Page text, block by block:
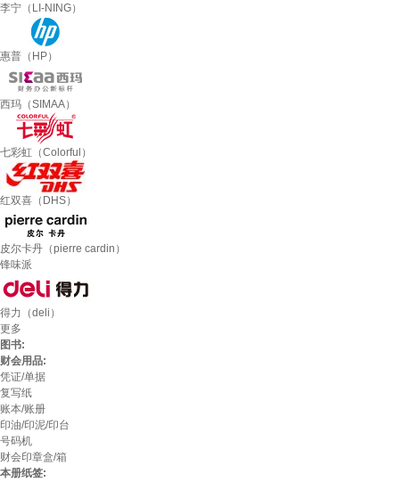
李宁（LI-NING）
惠普（HP）
西玛（SIMAA）
七彩虹（Colorful）
红双喜（DHS）
皮尔卡丹（pierre cardin）
锋味派
得力（deli）
更多
图书:
财会用品:
凭证/单据
复写纸
账本/账册
印油/印泥/印台
号码机
财会印章盒/箱
本册纸签: